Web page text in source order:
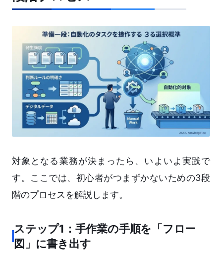
対象となる業務が決まったら、いよいよ実践で
す。ここでは、初心者がつまずかないための3段
階のプロセスを解説します。
ステップ1：手作業の手順を「フロー
図」に書き出す